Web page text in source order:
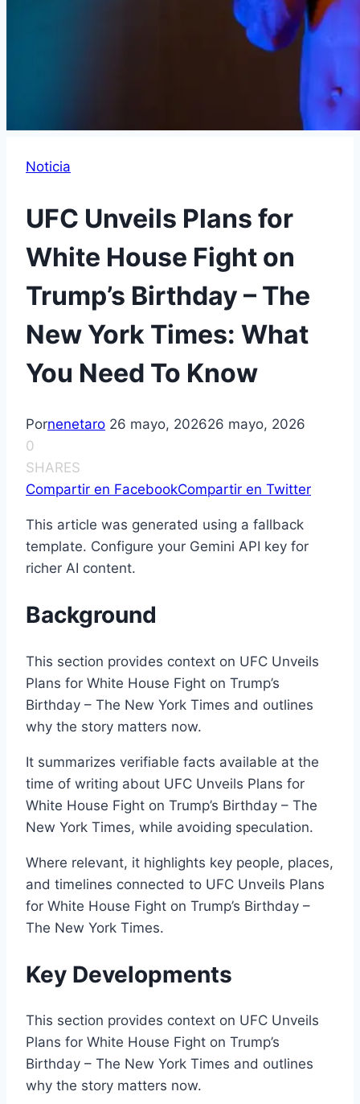
Noticia
UFC Unveils Plans for
White House Fight on
Trump’s Birthday – The
New York Times: What
You Need To Know
Pornenetaro 26 mayo, 202626 mayo, 2026
0
SHARES
Compartir en FacebookCompartir en Twitter
This article was generated using a fallback
template. Configure your Gemini API key for
richer AI content.
Background
This section provides context on UFC Unveils
Plans for White House Fight on Trump’s
Birthday – The New York Times and outlines
why the story matters now.
It summarizes verifiable facts available at the
time of writing about UFC Unveils Plans for
White House Fight on Trump’s Birthday – The
New York Times, while avoiding speculation.
Where relevant, it highlights key people, places,
and timelines connected to UFC Unveils Plans
for White House Fight on Trump’s Birthday –
The New York Times.
Key Developments
This section provides context on UFC Unveils
Plans for White House Fight on Trump’s
Birthday – The New York Times and outlines
why the story matters now.